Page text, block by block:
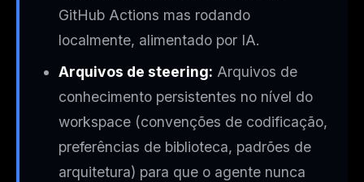
GitHub Actions mas rodando
localmente, alimentado por IA.
Arquivos de steering: Arquivos de
conhecimento persistentes no nível do
workspace (convenções de codificação,
preferências de biblioteca, padrões de
arquitetura) para que o agente nunca